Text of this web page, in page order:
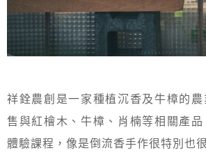
祥銓農創是一家種植沉香及牛樟的
售與紅檜木、牛樟、肖楠等相關產
體驗課程，像是倒流香手作很特別也